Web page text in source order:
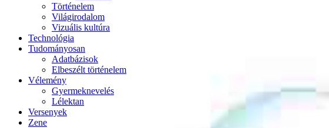
Történelem
Világirodalom
Vizuális kultúra
Technológia
Tudományosan
Adatbázisok
Elbeszélt történelem
Vélemény
Gyermeknevelés
Lélektan
Versenyek
Zene